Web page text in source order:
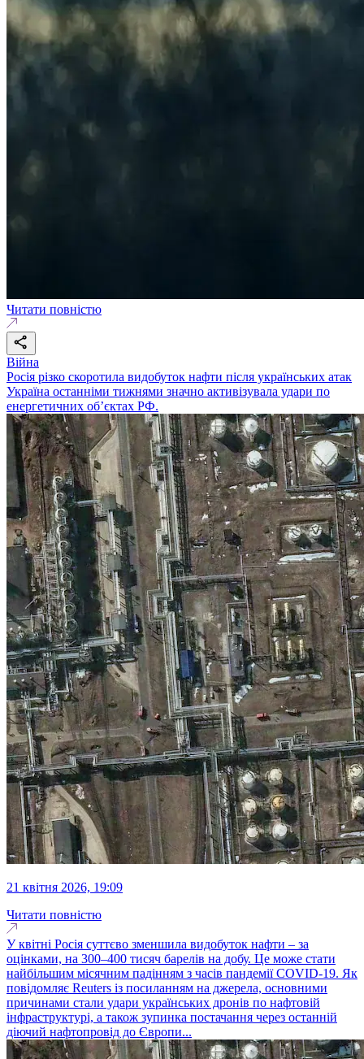
Читати повністю
Війна
Росія різко скоротила видобуток нафти після українських атак
Україна останніми тижнями значно активізувала удари по
енергетичних об’єктах РФ.
21 квітня 2026, 19:09
Читати повністю
У квітні Росія суттєво зменшила видобуток нафти – за
оцінками, на 300–400 тисяч барелів на добу. Це може стати
найбільшим місячним падінням з часів пандемії COVID-19. Як
повідомляє Reuters із посиланням на джерела, основними
причинами стали удари українських дронів по нафтовій
інфраструктурі, а також зупинка постачання через останній
діючий нафтопровід до Європи...